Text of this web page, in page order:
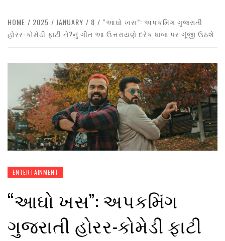
HOME 2025 JANUARY 8
“આઘો ખસ”: અપકમિંગ ગુજરાતી
હોરર-કોમેડી ફાટી ને?નું ગીત આ ઉત્તરાયણે દરેક ધાબા પર ગૂંજી ઉઠશે
ENTERTAINMENT
“આઘો ખસ”: અપકમિંગ
ગુજરાતી હોરર-કોમેડી ફાટી